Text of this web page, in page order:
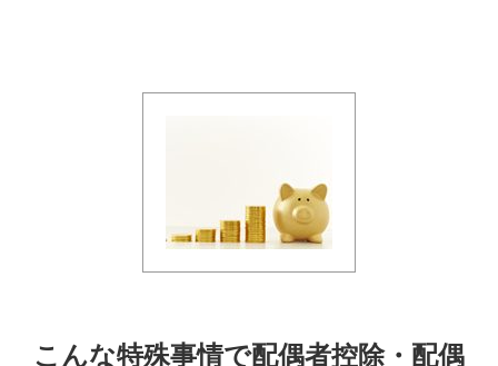
こんな特殊事情で配偶者控除・配偶